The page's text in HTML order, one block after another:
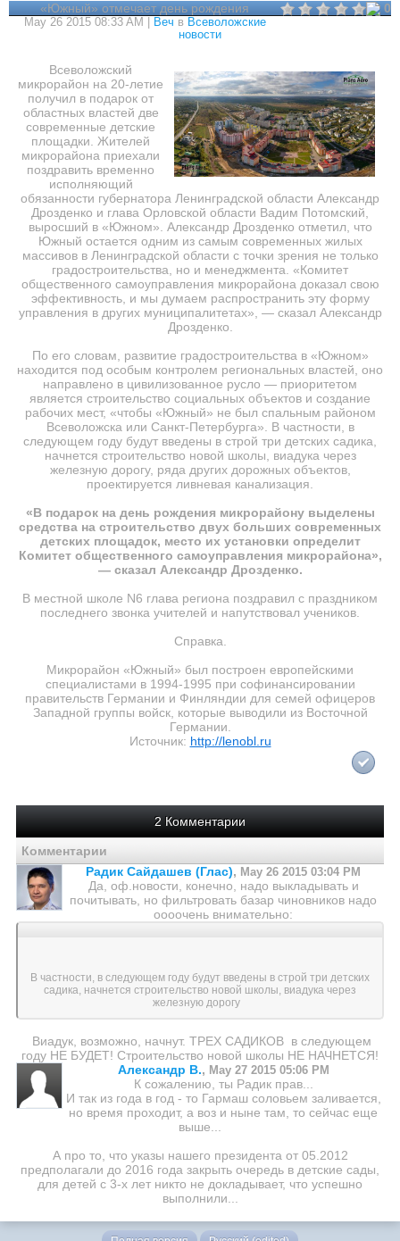
0
«Южный» отмечает день рождения
May 26 2015 08:33 AM | Веч в Всеволожские
новости
Всеволожский
микрорайон на 20-летие
получил в подарок от
областных властей две
современные детские
площадки. Жителей
микрорайона приехали
поздравить временно
исполняющий
обязанности губернатора Ленинградской области Александр
Дрозденко и глава Орловской области Вадим Потомский,
выросший в «Южном». Александр Дрозденко отметил, что
Южный остается одним из самым современных жилых
массивов в Ленинградской области с точки зрения не только
градостроительства, но и менеджмента. «Комитет
общественного самоуправления микрорайона доказал свою
эффективность, и мы думаем распространить эту форму
управления в других муниципалитетах», — сказал Александр
Дрозденко.
По его словам, развитие градостроительства в «Южном»
находится под особым контролем региональных властей, оно
направлено в цивилизованное русло — приоритетом
является строительство социальных объектов и создание
рабочих мест, «чтобы «Южный» не был спальным районом
Всеволожска или Санкт-Петербурга». В частности, в
следующем году будут введены в строй три детских садика,
начнется строительство новой школы, виадука через
железную дорогу, ряда других дорожных объектов,
проектируется ливневая канализация.
«В подарок на день рождения микрорайону выделены
средства на строительство двух больших современных
детских площадок, место их установки определит
Комитет общественного самоуправления микрорайона»,
— сказал Александр Дрозденко.
В местной школе N6 глава региона поздравил с праздником
последнего звонка учителей и напутствовал учеников.
Справка.
Микрорайон «Южный» был построен европейскими
специалистами в 1994-1995 при софинансировании
правительств Германии и Финляндии для семей офицеров
Западной группы войск, которые выводили из Восточной
Германии.
Источник: http://lenobl.ru
2 Комментарии
Комментарии
Радик Сайдашев (Глас), May 26 2015 03:04 PM
Да, оф.новости, конечно, надо выкладывать и
почитывать, но фильтровать базар чиновников надо
оооочень внимательно:
В частности, в следующем году будут введены в строй три детских
садика, начнется строительство новой школы, виадука через
железную дорогу
Виадук, возможно, начнут. ТРЕХ САДИКОВ в следующем
году НЕ БУДЕТ! Строительство новой школы НЕ НАЧНЕТСЯ!
Александр В., May 27 2015 05:06 PM
К сожалению, ты Радик прав...
И так из года в год - то Гармаш соловьем заливается,
но время проходит, а воз и ныне там, то сейчас еще
выше...
А про то, что указы нашего президента от 05.2012
предполагали до 2016 года закрыть очередь в детские сады,
для детей с 3-х лет никто не докладывает, что успешно
выполнили...